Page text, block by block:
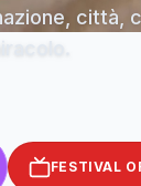
città,
FESTIVAL